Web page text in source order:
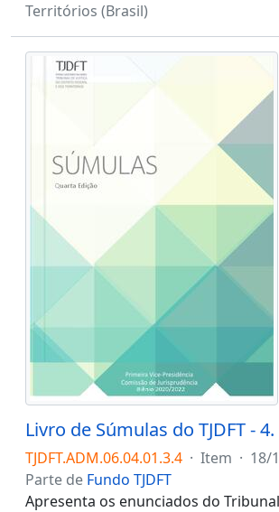
Territórios (Brasil)
Livro de Súmulas do TJDFT -
TJDFT.ADM.06.04.01.3.4 · Item · 18/
Parte de Fundo TJDFT
Apresenta os enunciados do